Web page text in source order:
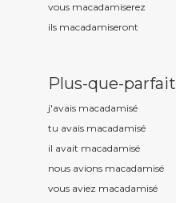
vous macadamiserez
ils macadamiseront
Plus-que-parfait
j'avais macadamisé
tu avais macadamisé
il avait macadamisé
nous avions macadamisé
vous aviez macadamisé